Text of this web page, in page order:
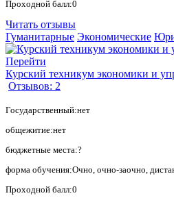
Проходной балл:0
Читать отзывы
Гуманитарные Экономические
Перейти
Курский техникум экономики и
Отзывов: 2
Государственный:нет
общежитие:нет
бюджетные места:?
форма обучения:Очно, очно-заочно,
Проходной балл:0